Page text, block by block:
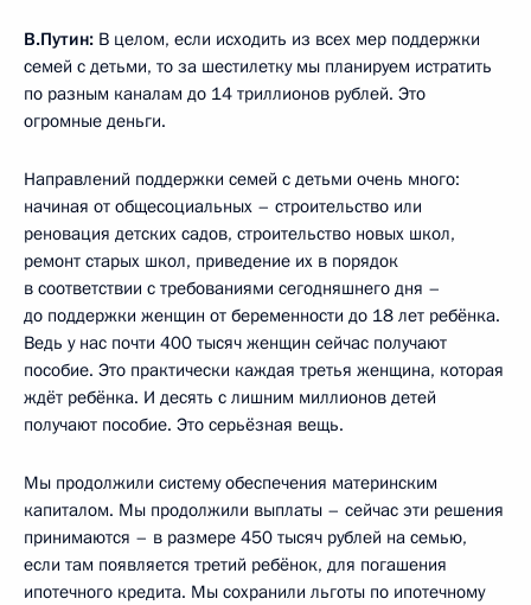
В.Путин: В целом, если исходить из всех мер поддержки
семей с детьми, то за шестилетку мы планируем истратить
по разным каналам до 14 триллионов рублей. Это
огромные деньги.
Направлений поддержки семей с детьми очень много:
начиная от общесоциальных – строительство или
реновация детских садов, строительство новых школ,
ремонт старых школ, приведение их в порядок
в соответствии с требованиями сегодняшнего дня –
до поддержки женщин от беременности до 18 лет ребёнка.
Ведь у нас почти 400 тысяч женщин сейчас получают
пособие. Это практически каждая третья женщина, которая
ждёт ребёнка. И десять с лишним миллионов детей
получают пособие. Это серьёзная вещь.
Мы продолжили систему обеспечения материнским
капиталом. Мы продолжили выплаты – сейчас эти решения
принимаются – в размере 450 тысяч рублей на семью,
если там появляется третий ребёнок, для погашения
ипотечного кредита. Мы сохранили льготы по ипотечному